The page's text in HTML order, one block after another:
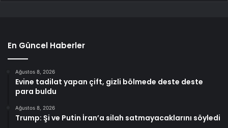
En Güncel Haberler
Ağustos 8, 2026
Evine tadilat yapan çift, gizli bölmede deste deste
para buldu
Ağustos 8, 2026
Trump: Şi ve Putin İran’a silah satmayacaklarını söyledi